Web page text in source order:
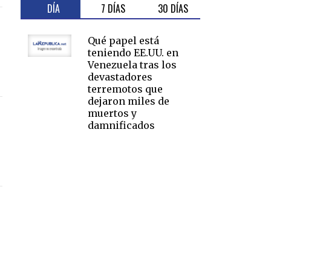
DÍA 7 DÍAS 30 DÍAS
Qué papel está
teniendo EE.UU. en
Venezuela tras los
devastadores
terremotos que
dejaron miles de
muertos y
damnificados